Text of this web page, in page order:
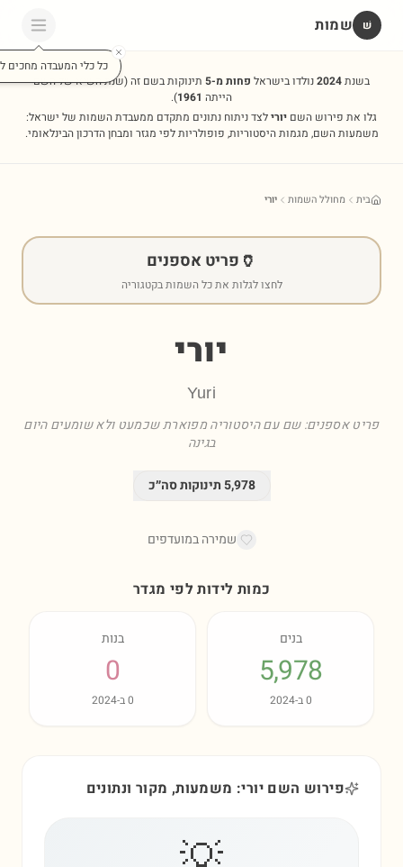
שׁ שמות
כל כלי המעבדה מחכים
בשנת2024נולדו בישראל פחות מ-5 תינוקות בשם זה(שנת השיא של השם
הייתה 1961
).
גלו את פירוש השם יורילצד ניתוח נתונים מתקדם ממעבדת השמות של ישראל:
משמעות השם, מגמות היסטוריות, פופולריות לפי מגזר ומבחן הדרכון הבינלאומי.
בית מחולל השמות יורי
🏺 פריט אספנים
לחצו לגלות את כל השמות בקטגוריה
יורי
Yuri
פריט אספנים: שם עם היסטוריה מפוארת שכמעט ולא שומעים היום
בגינה
5,978תינוקות סה״כ
שמירה במועדפים
כמות לידות לפי מגדר
בנים
5,978
0ב-2024
בנות
0
0ב-2024
פירוש השם יורי: משמעות, מקור ונתונים